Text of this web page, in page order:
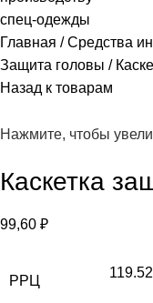
Главная
Средства
Защита головы
Назад к товарам
Нажмите, чтобы
Каскетка
99,60 ₽
РРЦ
119.52